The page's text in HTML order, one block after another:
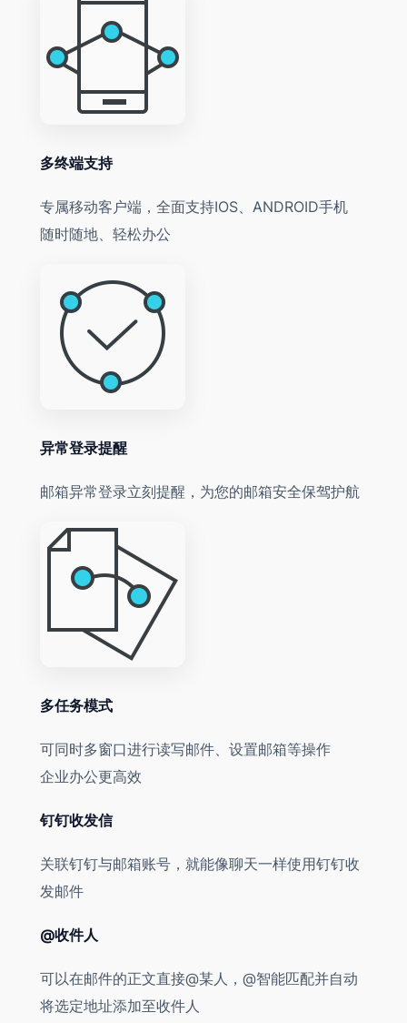
多终端支持
专属移动客户端，全面支持IOS、ANDROID手机
随时随地、轻松办公
异常登录提醒
邮箱异常登录立刻提醒，为您的邮箱安全保驾护航
多任务模式
可同时多窗口进行读写邮件、设置邮箱等操作
企业办公更高效
钉钉收发信
关联钉钉与邮箱账号，就能像聊天一样使用钉钉收
发邮件
@收件人
可以在邮件的正文直接@某人，@智能匹配并自动
将选定地址添加至收件人